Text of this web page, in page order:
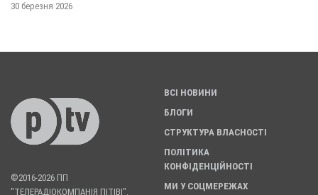
30 березня 2026
©2016-2026 ПП
"ТЕЛЕРАДІОКОМПАНІЯ ПІТІВІ".
ВСІ НОВИНИ
БЛОГИ
СТРУКТУРА ВЛАСНОСТІ
ПОЛІТИКА
КОНФІДЕНЦІЙНОСТІ
МИ У СОЦМЕРЕЖАХ